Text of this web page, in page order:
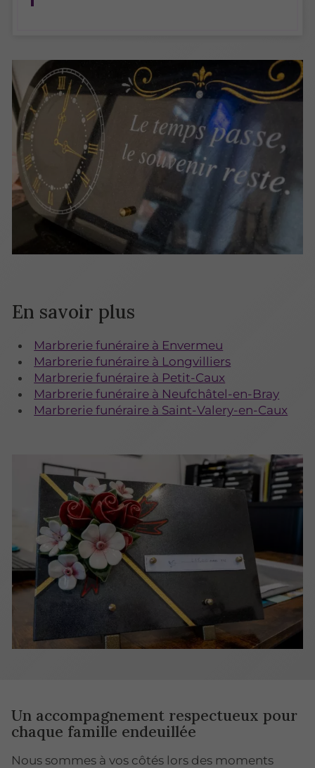
En savoir plus
Marbrerie funéraire à Envermeu
Marbrerie funéraire à Longvilliers
Marbrerie funéraire à Petit-Caux
Marbrerie funéraire à Neufchâtel-en-Bray
Marbrerie funéraire à Saint-Valery-en-Caux
Un accompagnement respectueux pour
chaque famille endeuillée
Nous sommes à vos côtés lors des moments